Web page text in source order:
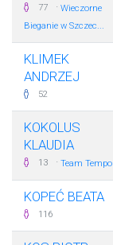
77 · Wieczorne
Bieganie w Szczec...
KLIMEK
ANDRZEJ
52
KOKOLUS
KLAUDIA
13 · Team Tempo
KOPEĆ BEATA
116